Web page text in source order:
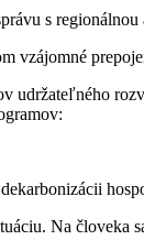
s regionálnou
Na